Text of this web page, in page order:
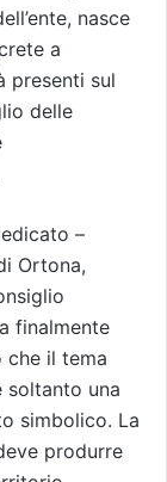
nasce
a
presenti sul
delle
–
Ortona,
finalmente
che il tema
soltanto una
simbolico. La
produrre